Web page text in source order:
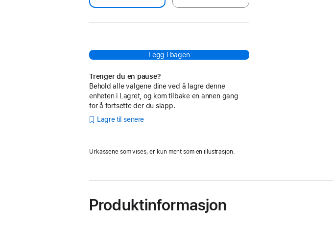
Legg i bagen
Trenger du en pause?
Behold alle valgene dine ved å lagre denne
enheten i Lagret, og kom tilbake en annen gang
for å fortsette der du slapp.
Lagre til senere
Urkassene som vises, er kun ment som en illustrasjon.
Produktinformasjon